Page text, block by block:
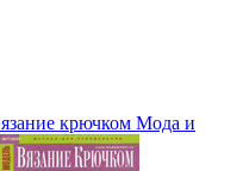
крючком Мода и